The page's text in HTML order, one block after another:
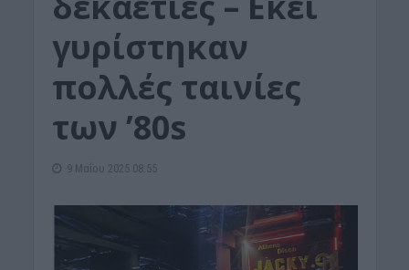
γυρίστηκαν
πολλές ταινίες
των ’80s
9 Μαΐου 2025 08:55